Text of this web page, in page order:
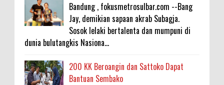
Bandung , fokusmetrosulbar.com --Bang
Jay, demikian sapaan akrab Subagja.
Sosok lelaki bertalenta dan mumpuni di
dunia bulutangkis Nasiona...
200 KK Beroangin dan Sattoko Dapat
Bantuan Sembako